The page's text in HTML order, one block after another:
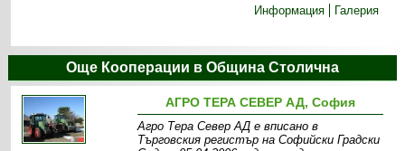
Информация
Галерия
Още Кооперации в Община Столична
АГРО ТЕРА СЕВЕР АД, София
Агро Тера Север АД е вписано в
Търговския регистър на Софийски Градски